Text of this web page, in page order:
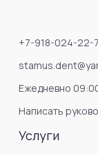
+7-918-024-22-
Ежедневно
Написать
Услуги